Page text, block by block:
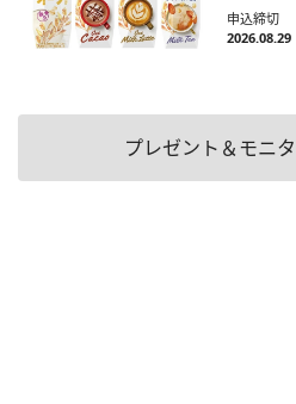
申込締切
2026.08.29
プレゼント＆モニ